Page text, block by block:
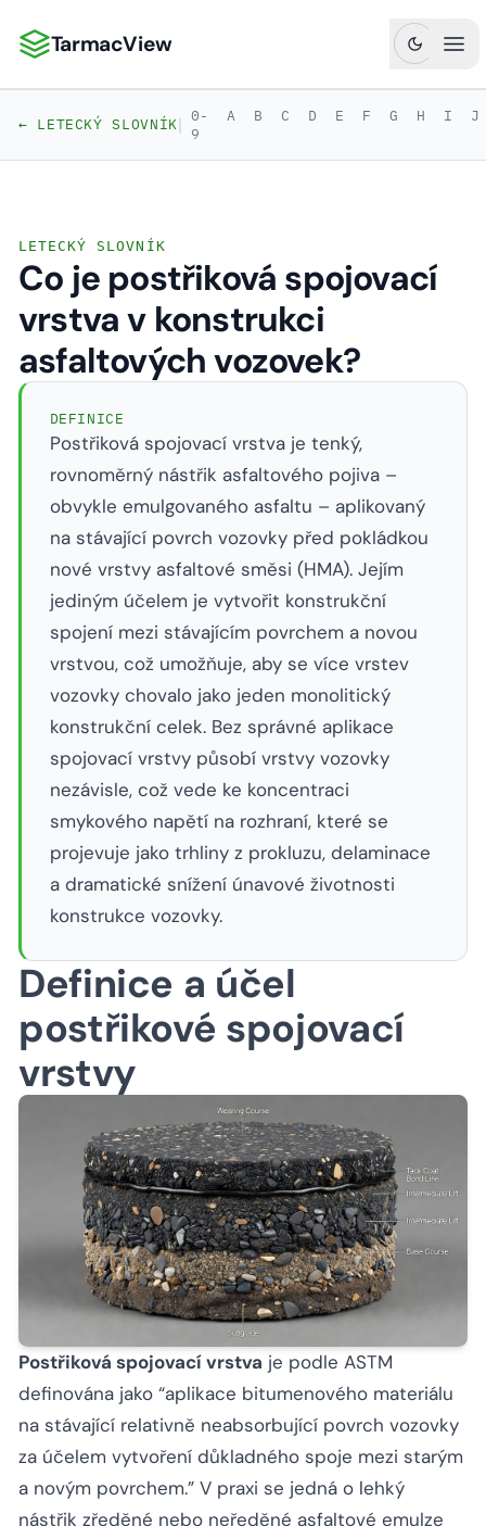
TarmacView: Precizní letecká analytika
TarmacView
← LETECKÝ SLOVNÍK| 0-
9
A B C D E F G H I J
LETECKÝ SLOVNÍK
Co je postřiková spojovací
vrstva v konstrukci
asfaltových vozovek?
DEFINICE
Postřiková spojovací vrstva je tenký,
rovnoměrný nástřik asfaltového pojiva –
obvykle emulgovaného asfaltu – aplikovaný
na stávající povrch vozovky před pokládkou
nové vrstvy asfaltové směsi (HMA). Jejím
jediným účelem je vytvořit konstrukční
spojení mezi stávajícím povrchem a novou
vrstvou, což umožňuje, aby se více vrstev
vozovky chovalo jako jeden monolitický
konstrukční celek. Bez správné aplikace
spojovací vrstvy působí vrstvy vozovky
nezávisle, což vede ke koncentraci
smykového napětí na rozhraní, které se
projevuje jako trhliny z prokluzu, delaminace
a dramatické snížení únavové životnosti
konstrukce vozovky.
Definice a účel
postřikové spojovací
vrstvy
Postřiková spojovací vrstva je podle ASTM
definována jako “aplikace bitumenového materiálu
na stávající relativně neabsorbující povrch vozovky
za účelem vytvoření důkladného spoje mezi starým
a novým povrchem.” V praxi se jedná o lehký
nástřik zředěné nebo neředěné asfaltové emulze